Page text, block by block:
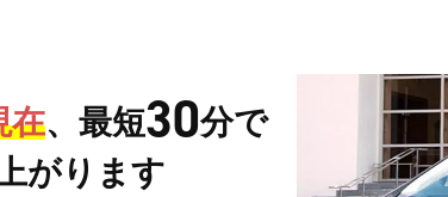
在、最短30分で
がります